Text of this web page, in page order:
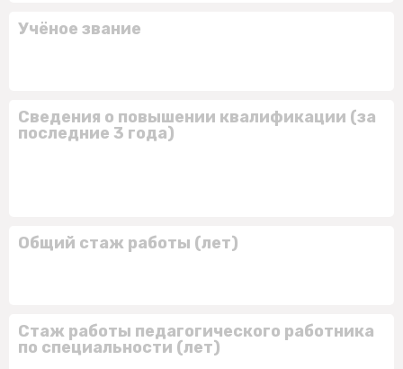
Учёное звание
Сведения о повышении квалификации (за
последние 3 года)
Общий стаж работы (лет)
Стаж работы педагогического работника
по специальности (лет)